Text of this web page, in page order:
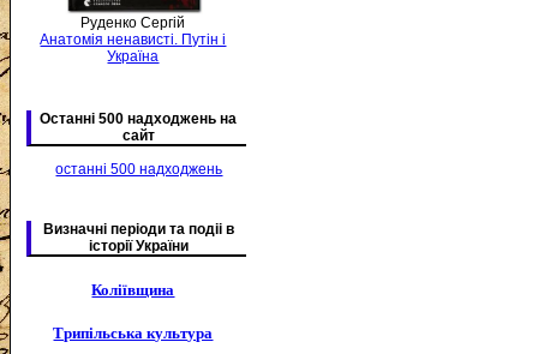
Руденко Сергій
Анатомія ненависті. Путін і
Україна
Останні 500 надходжень на
сайт
останні 500 надходжень
Визначні періоди та подіі в
історії України
Коліївщина
Трипільська культура